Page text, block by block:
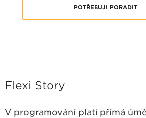
POTŘEBUJI PORADIT
Flexi Story
V programování platí přímá